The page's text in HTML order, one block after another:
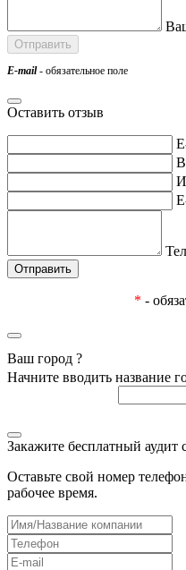
E-mail- обязательное поле
Оставить отзыв
* -
Ваш город ?
Начните вводить название
Закажите бесплатный аудит
Оставьте свой номер
рабочее время.